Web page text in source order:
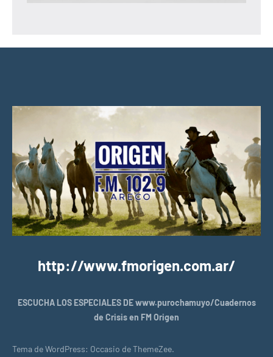
http://www.fmorigen.com.ar/
ESCUCHA LOS ESPECIALES DE www.purochamuyo/Cuadernos
de Crisis en FM Origen
Tema de WordPress: Occasio de ThemeZee.